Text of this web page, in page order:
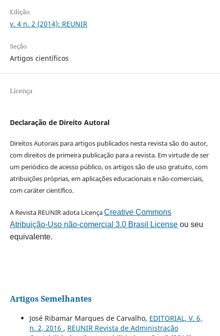
Edição
v. 4 n. 2 (2014): REUNIR
Seção
Artigos científicos
Licença
Declaração de Direito Autoral
Direitos Autorais para artigos publicados nesta revista são do autor,
com direitos de primeira publicação para a revista. Em virtude de ser
um periódico de acesso público, os artigos são de uso gratuito, com
atribuições próprias, em aplicações educacionais e não-comerciais,
com caráter científico.
A Revista REUNIR adota LicençaCreative Commons
Atribuição-Uso não-comercial 3.0 Brasil Licenseou seu
equivalente.
Artigos Semelhantes
José Ribamar Marques de Carvalho, EDITORIAL, V. 6,
n. 2, 2016 , REUNIR Revista de Administração